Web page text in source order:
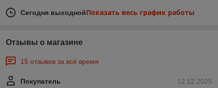
Сегодня выходнойПоказать весь график работы
Отзывы о магазине
15 отзывов за всё время
12.12.2025
Покупатель